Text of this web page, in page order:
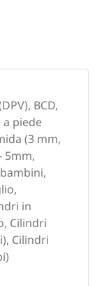
BCD,
piede
(3 mm,
5mm,
in
Cilindri
Cilindri